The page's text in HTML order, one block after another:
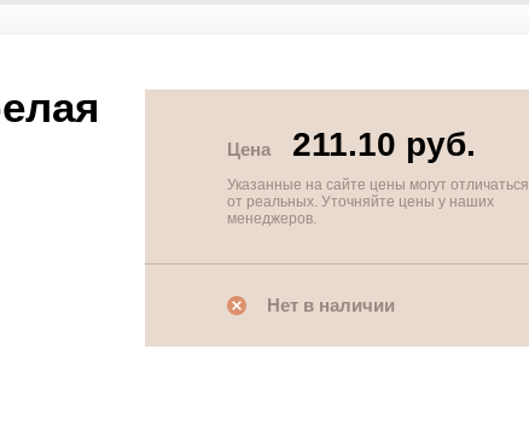
Цена 211.10 руб.
Указанные на сайте цены могут отличаться
от реальных. Уточняйте цены у наших
менеджеров.
Нет в наличии